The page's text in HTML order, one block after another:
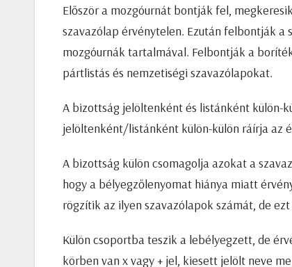
Először a mozgóurnát bontják fel,
szavazólap érvénytelen. Ezután felbontják
mozgóurnák tartalmával. Felbontják a
pártlistás és nemzetiségi szavazólapokat.
A bizottság jelöltenként és listánként külön-
jelöltenként/listánként külön-külön ráírja az
A bizottság külön csomagolja azokat a
hogy a bélyegzőlenyomat hiánya miatt
rögzítik az ilyen szavazólapok számát, de
Külön csoportba teszik a lebélyegzett, de
körben van x vagy + jel, kiesett jelölt neve